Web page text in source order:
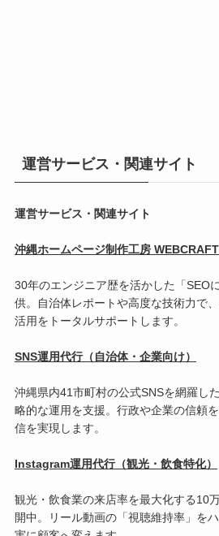
運営サービス・関連サイト
運営サービス・関連サイト
沖縄ホームページ制作工房
30年のエンジニア歴を活かした「SEO
供。自治体レポートや高度な技術力で
活用をトータルサポートします。
SNS運用代行（自治体・企業向け）
沖縄県内41市町村の公式SNSを網羅し
略的な運用を支援。行政や企業の信頼
信を実現します。
Instagram運用代行（観光・飲食特化）
観光・飲食業の来店率を最大化する10
開中。リール動画の「視聴維持率」を